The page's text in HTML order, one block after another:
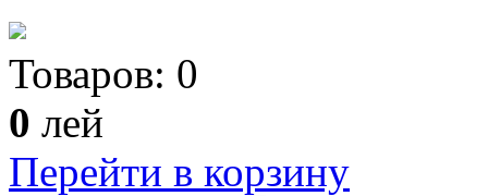
Товаров: 0
0 лей
Перейти в корзину